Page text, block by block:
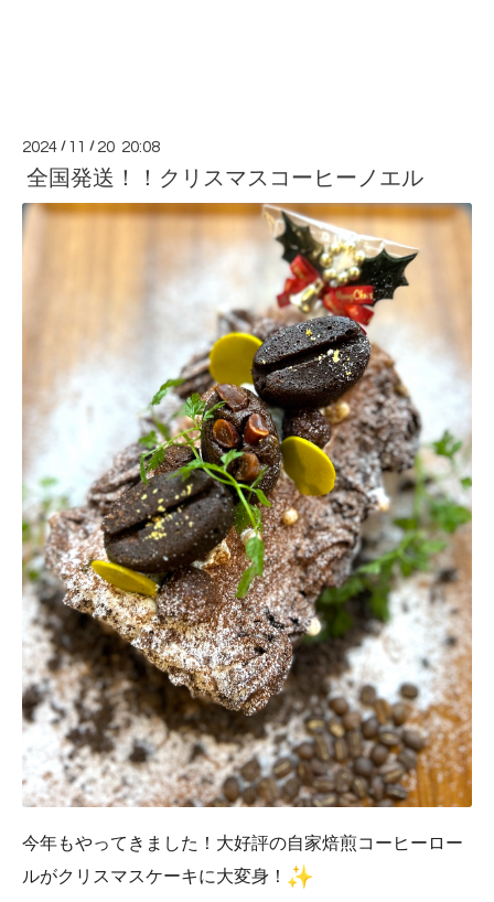
2024 / 11 / 20 20:08
全国発送！！クリスマスコーヒーノエル
今年もやってきました！ 大好評の自家焙煎コーヒーロー
ルがクリスマスケーキに大変身！